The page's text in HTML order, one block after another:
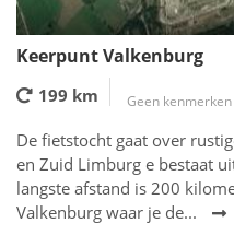
Keerpunt Valkenburg
199 km Geen
De fietstocht gaat over
en Zuid Limburg e bestaat
langste afstand is 200
Valkenburg waar je de...